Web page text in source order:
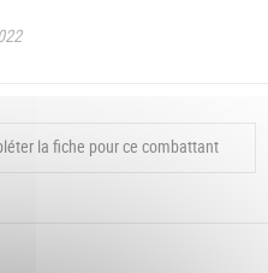
la fiche pour ce combattant